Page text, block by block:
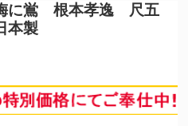
に鴬 根本孝逸 尺五
本製